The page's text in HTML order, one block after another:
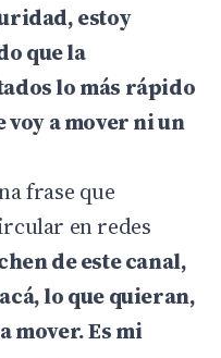
estoy
que la
lo más rápido
voy a mover ni un
frase que
en redes
de este canal,
lo que quieran,
mover. Es mi